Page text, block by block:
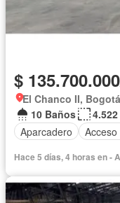
$
El Chanco II, Bogotá
10 Baños
4.522
Aparcadero
Hace 5 días, 4 horas en -